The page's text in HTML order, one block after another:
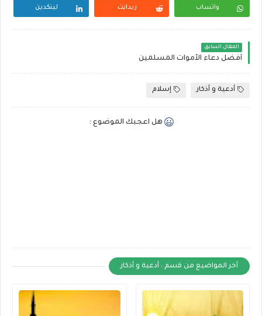
واتساب ريدايت لينكدين
المقال السابق
أفضل دعاء الأموات المسلمين
أدعية و أذكار إسلام
هل اعجبك الموضوع :
أخر المواضيع من قسم : أدعية و أذكار